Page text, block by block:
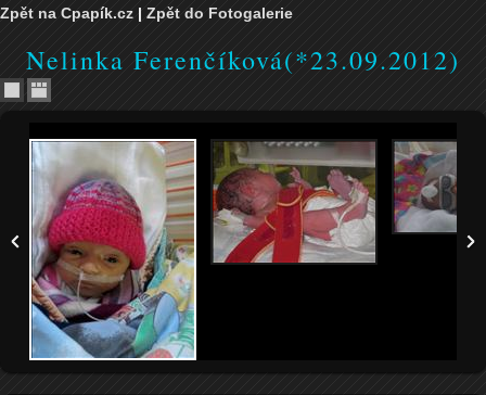
Zpět na Cpapík.cz | Zpět do Fotogalerie
Nelinka Ferenčíková(*23.09.2012)